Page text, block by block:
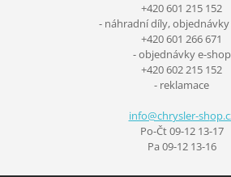
+420 601 215 152
- náhradní díly,
+420 601 266 671
- objednávky e-shop
+420 602 215 152
- reklamace
info@chrysler-sh
Po-Čt 09-12 13-17
Pa 09-12 13-16